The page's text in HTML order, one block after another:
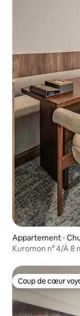
Appartement ⋅
Kuromon n° 4/À 8
direct au KIX ,
Coup de cœur
Coup de cœur